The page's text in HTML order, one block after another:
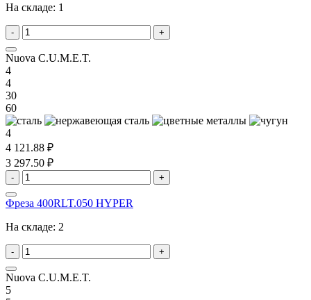
На складе: 1
- +
Nuova C.U.M.E.T.
4
4
30
60
4
4 121.88 ₽
3 297.50 ₽
- +
Фреза 400RLT.050 HYPER
На складе: 2
- +
Nuova C.U.M.E.T.
5